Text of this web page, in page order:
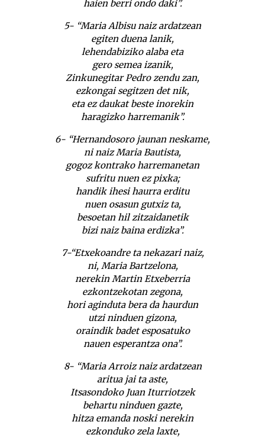
haien berri ondo daki”.
5- “Maria Albisu naiz ardatzean
egiten duena lanik,
lehendabiziko alaba eta
gero semea izanik,
Zinkunegitar Pedro zendu zan,
ezkongai segitzen det nik,
eta ez daukat beste inorekin
haragizko harremanik”.
6- “Hernandosoro jaunan neskame,
ni naiz Maria Bautista,
gogoz kontrako harremanetan
sufritu nuen ez pixka;
handik ihesi haurra erditu
nuen osasun gutxiz ta,
besoetan hil zitzaidanetik
bizi naiz baina erdizka”.
7-“Etxekoandre ta nekazari naiz,
ni, Maria Bartzelona,
nerekin Martin Etxeberria
ezkontzekotan zegona,
hori aginduta bera da haurdun
utzi ninduen gizona,
oraindik badet esposatuko
nauen esperantza ona”.
8- “Maria Arroiz naiz ardatzean
aritua jai ta aste,
Itsasondoko Juan Iturriotzek
behartu ninduen gazte,
hitza emanda noski nerekin
ezkonduko zela laxte,